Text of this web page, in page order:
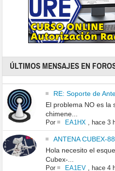
ÚLTIMOS MENSAJES EN
RE: Soporte de
El problema NO es la
chimene...
Por EA1HX hace 3
ANTENA CUBEX-
Hola necesito el
Cubex-...
Por EA1EV, hace 4